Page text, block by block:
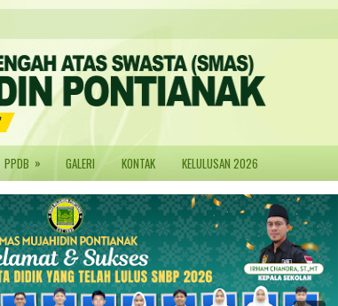
PPDB » GALERI KONTAK KELULUSAN 2026